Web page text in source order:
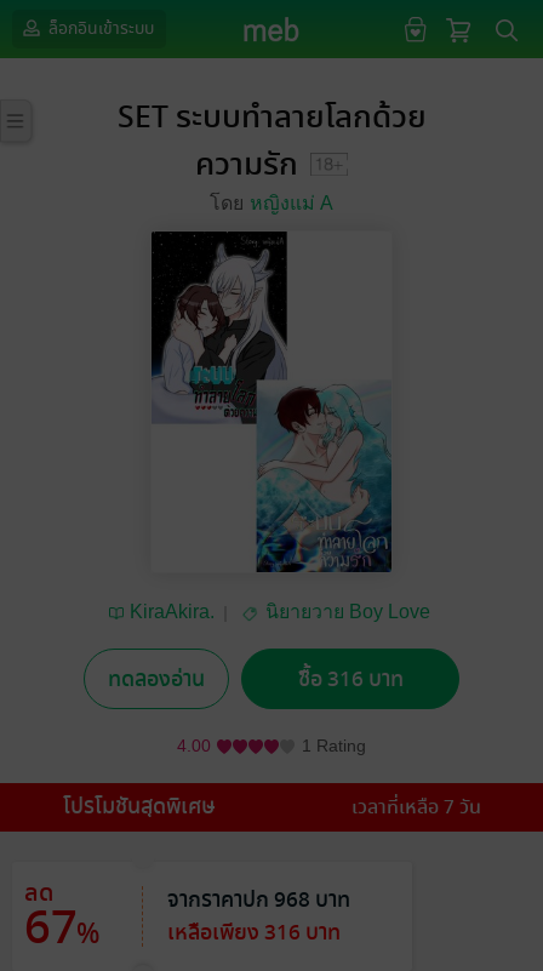
ล็อกอินเข้าระบบ
SET ระบบทำลายโลกด้วย
ความรัก
โดย หญิงแม่ A
KiraAkira.
นิยายวาย Boy Love
ทดลองอ่าน ซื้อ 316 บาท
4.00 1 Rating
โปรโมชันสุดพิเศษ เวลาที่เหลือ 7 วัน
ลด
67%
จากราคาปก 968 บาท
เหลือเพียง 316 บาท